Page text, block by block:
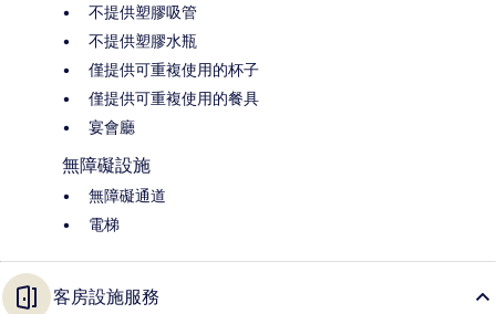
不提供塑膠吸管
不提供塑膠水瓶
僅提供可重複使用的杯子
僅提供可重複使用的餐具
宴會廳
無障礙設施
無障礙通道
電梯
客房設施服務